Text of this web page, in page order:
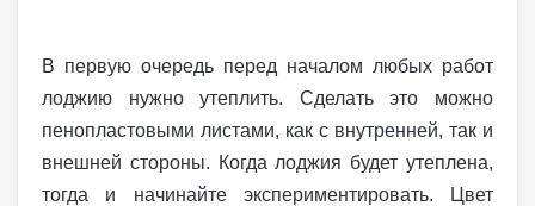
В первую очередь перед началом любых работ
лоджию нужно утеплить. Сделать это можно
пенопластовыми листами, как с внутренней, так и
внешней стороны. Когда лоджия будет утеплена,
тогда и начинайте экспериментировать. Цвет